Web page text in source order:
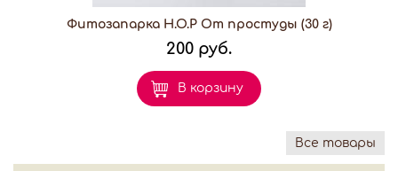
Фитозапарка H.O.P От простуды (30 г)
200 руб.
В корзину
Все товары